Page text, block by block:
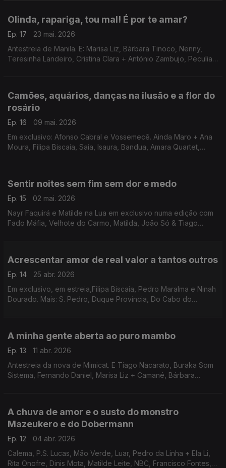
Olinda, rapariga, tou mal! É por te amar?
Ep. 17
23 mai. 2026
Antestreia de Manila. E: Marisa Liz, Bárbara Tinoco, Nenny,
Teresinha Landeiro, Cristina Clara + António Zambujo, Peculiar,
Camões, aquários, danças na ilusão e a flor do
rosário
Ep. 16
09 mai. 2026
Em exclusivo: Afonso Cabral e Vossemecê. Ainda Maro + Ana
Moura, Filipa Biscaia, Saia, Isaura, Bandua, Amara Quartet,
Sentir noites sem fim sem dor e medo
Ep. 15
02 mai. 2026
Nayr Faquirá e Matilde na Lua em exclusivo numa edição com
Fado Máfia, Velhote do Carmo, Matilda, João Só & Tiago
Acrescentar amor de real valor a tantos outros
Ep. 14
25 abr. 2026
Em exclusivo, em estreia,Filipa Biscaia, Pedro Maralma e Ninah
Dourado. Mais: S. Pedro, Duque Província, Do Cabo do
A minha gente aberta ao puro mambo
Ep. 13
11 abr. 2026
Antestreia da nova de Mimicat. E Tiago Nacarato, Buraka Som
Sistema, Fernando Daniel, Marisa Liz + Camané, Bárbara
A chuva de amor e o susto do monstro
Mazeukero e do Dobermann
Ep. 12
04 abr. 2026
Calema, P.S. Lucas, Mão Verde, Luar, Pedro da Linha + Ela Li,
Rita Onofre, Dinis Mota, Matilde Leite, NBC, Francisco Fontes,